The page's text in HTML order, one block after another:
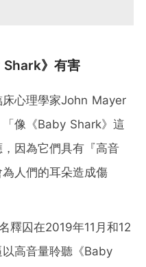
Shark》有害
床心理學家John Mayer
像《Baby Shark》這
因為它們具有『高音
人們的耳朵造成傷
釋囚在2019年11月和12
高音量聆聽《Baby